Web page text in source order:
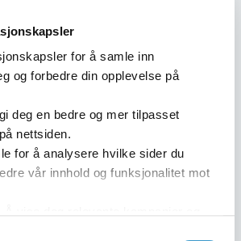
for å samle inn
og forbedre din opplevelse på
deg en bedre og mer tilpasset
nettsiden.
for å analysere hvilke sider du
vår innhold og funksjonalitet mot
trykk.
my m/antiskli 25 kg.
pr. palle.
my m/antiskli 40 kg.
pr. palle.